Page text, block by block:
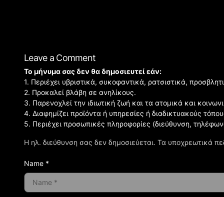
Leave a Comment
Η ηλ. διεύθυνση σας δεν δημοσιεύεται. Τα υποχρεωτικά
Το μήνυμα σας δεν θα δημοσιευτεί εάν:
1. Περιέχει υβριστικά, συκοφαντικά, ρατσιστικά,
2. Προκαλεί βλάβη σε ανηλίκους.
3. Παρενοχλεί την ιδιωτική ζωή και τα ατομικά και
4. Διαφημίζει προϊόντα ή υπηρεσίες ή διαδικτυακούς
5. Περιέχει προσωπικές πληροφορίες (διεύθυνση,
Name *